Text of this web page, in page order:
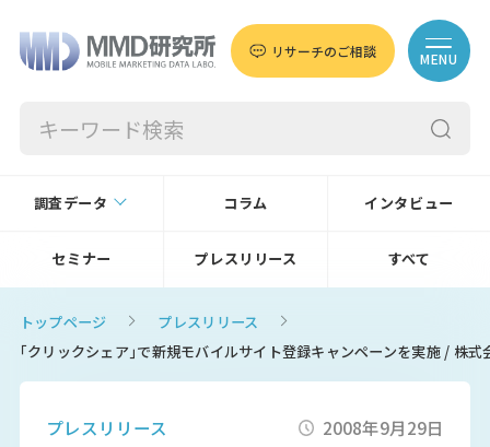
リサーチのご相談 MENU
調査データ コラム インタビュー
セミナー プレスリリース すべて
トップページ
プレスリリース
｢クリックシェア｣で新規モバイルサイト登録キャンペーンを実施 / 株式
プレスリリース 2008年9月29日